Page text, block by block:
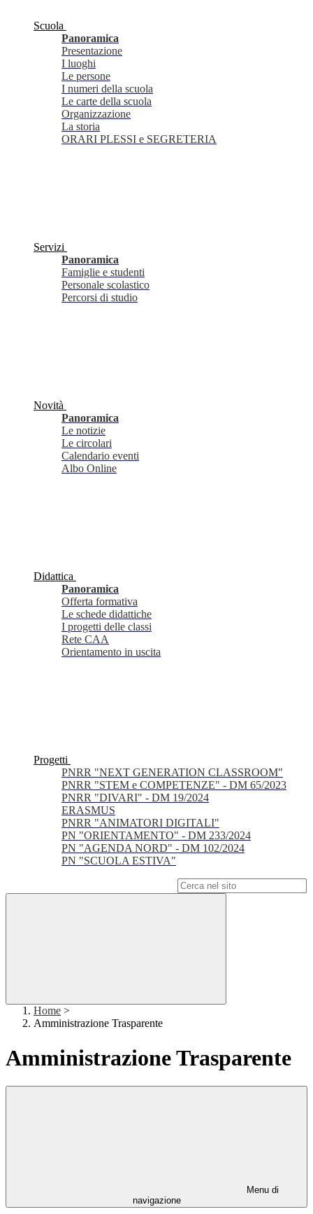
Scuola
Panoramica
Presentazione
I luoghi
Le persone
I numeri della scuola
Le carte della scuola
Organizzazione
La storia
ORARI PLESSI e SEGRETERIA
Servizi
Panoramica
Famiglie e studenti
Personale scolastico
Percorsi di studio
Novità
Panoramica
Le notizie
Le circolari
Calendario eventi
Albo Online
Didattica
Panoramica
Offerta formativa
Le schede didattiche
I progetti delle classi
Rete CAA
Orientamento in uscita
Progetti
PNRR "NEXT GENERATION CLASSROOM"
PNRR "STEM e COMPETENZE" - DM 65/2023
PNRR "DIVARI" - DM 19/2024
ERASMUS
PNRR "ANIMATORI DIGITALI"
PN "ORIENTAMENTO" - DM 233/2024
PN "AGENDA NORD" - DM 102/2024
PN "SCUOLA ESTIVA"
Home >
Amministrazione Trasparente
Amministrazione Trasparente
Menu di
navigazione